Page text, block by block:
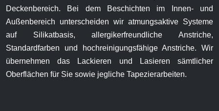
Deckenbereich. Bei dem Beschichten im Innen- und
Außenbereich unterscheiden wir atmungsaktive Systeme
auf Silikatbasis, allergikerfreundliche Anstriche,
Standardfarben und hochreinigungsfähige Anstriche. Wir
übernehmen das Lackieren und Lasieren sämtlicher
Oberflächen für Sie sowie jegliche Tapezierarbeiten.